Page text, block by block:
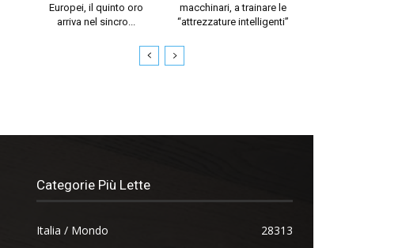
Europei, il quinto oro
arriva nel sincro...
macchinari, a trainare le
“attrezzature intelligenti”
Categorie Più Lette
Italia / Mondo
28313